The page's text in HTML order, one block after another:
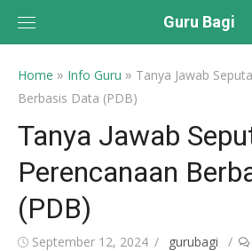
Guru Bagi
Home » Info Guru » Tanya Jawab
Berbasis Data (PDB)
Tanya Jawab
Perencanaan
(PDB)
Posted
September 12, 2024 Author
gurubagi